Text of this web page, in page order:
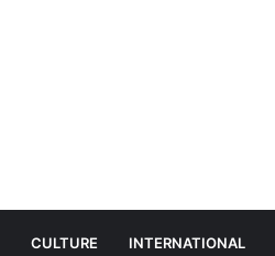
CULTURE INTERNATIONAL